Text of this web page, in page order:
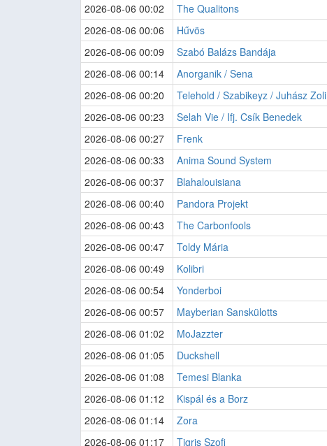
2026-08-06 00:02 The Qualitons
2026-08-06 00:06
Hűvös
2026-08-06 00:09
Szabó Balázs Bandája
2026-08-06 00:14
Anorganik / Sena
2026-08-06 00:20
Telehold / Szabikeyz / Juhász Zoli
2026-08-06 00:23
Selah Vie / Ifj. Csík Benedek
2026-08-06 00:27
Frenk
2026-08-06 00:33
Anima Sound System
2026-08-06 00:37
Blahalouisiana
2026-08-06 00:40
Pandora Projekt
2026-08-06 00:43
The Carbonfools
2026-08-06 00:47
Toldy Mária
2026-08-06 00:49
Kolibri
2026-08-06 00:54
Yonderboi
2026-08-06 00:57
Mayberian Sanskülotts
2026-08-06 01:02
MoJazzter
2026-08-06 01:05
Duckshell
2026-08-06 01:08
Temesi Blanka
2026-08-06 01:12
Kispál és a Borz
2026-08-06 01:14
Zora
2026-08-06 01:17
Tigris Szofi